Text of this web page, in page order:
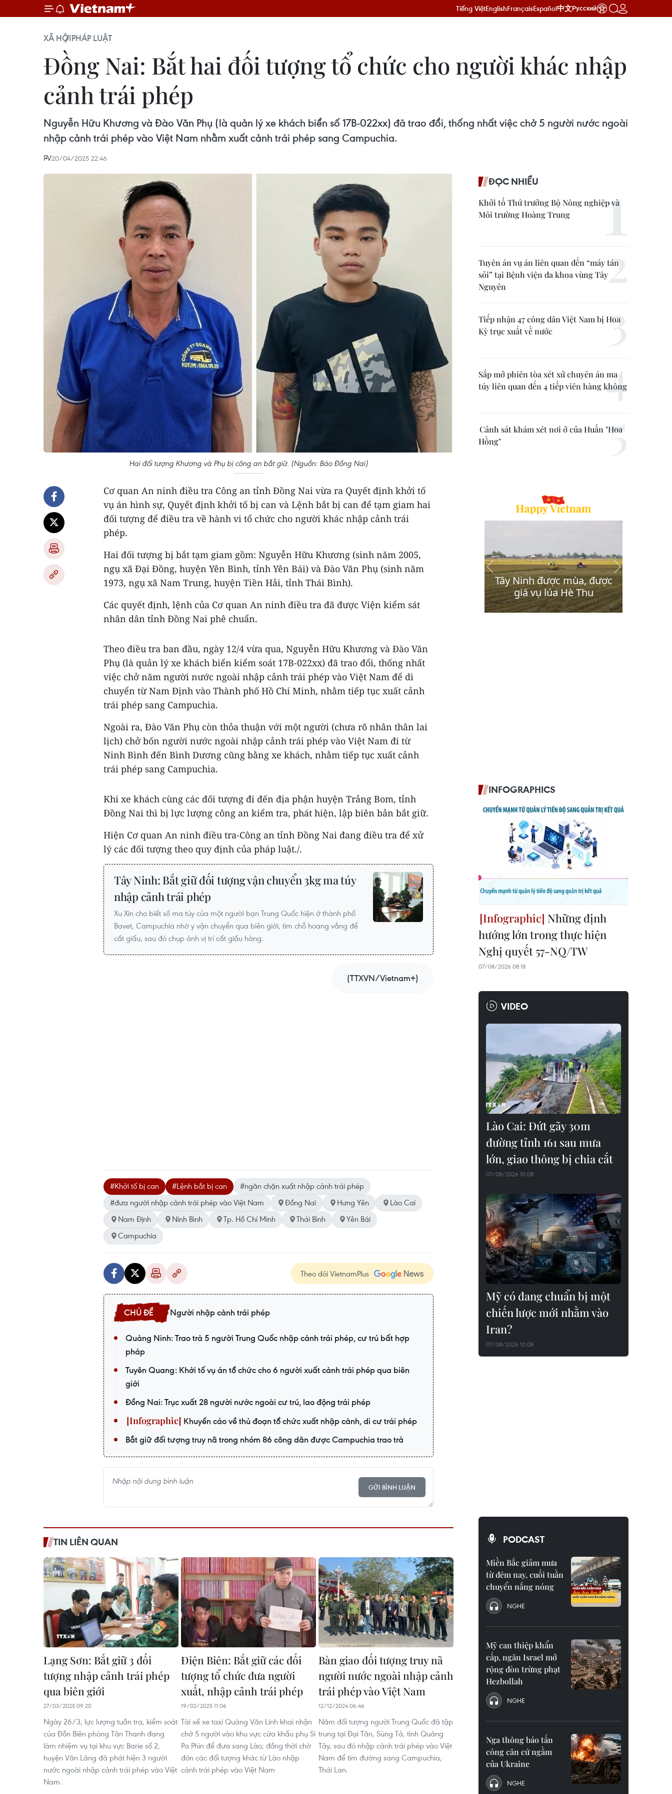
Tiếng ViệtEnglishFrançaisEspañol中文Русский
XÃ HỘIPHÁP LUẬT
Đồng Nai: Bắt hai đối tượng tổ chức cho người khác nhập
cảnh trái phép
Nguyễn Hữu Khương và Đào Văn Phụ (là quản lý xe khách biển số 17B-022xx) đã trao đổi, thống nhất việc chở 5 người nước ngoài
nhập cảnh trái phép vào Việt Nam nhằm xuất cảnh trái phép sang Campuchia.
PV20/04/2025 22:46
Hai đối tượng Khương và Phụ bị công an bắt giữ. (Nguồn: Báo Đồng Nai)
Cơ quan An ninh điều tra Công an tỉnh Đồng Nai vừa ra Quyết định khởi tố
vụ án hình sự, Quyết định khởi tố bị can và Lệnh bắt bị can để tạm giam hai
đối tượng để điều tra về hành vi tổ chức cho người khác nhập cảnh trái
phép.
Hai đối tượng bị bắt tạm giam gồm: Nguyễn Hữu Khương (sinh năm 2005,
ngụ xã Đại Đồng, huyện Yên Bình, tỉnh Yên Bái) và Đào Văn Phụ (sinh năm
1973, ngụ xã Nam Trung, huyện Tiền Hải, tỉnh Thái Bình).
Các quyết định, lệnh của Cơ quan An ninh điều tra đã được Viện kiểm sát
nhân dân tỉnh Đồng Nai phê chuẩn.
Theo điều tra ban đầu, ngày 12/4 vừa qua, Nguyễn Hữu Khương và Đào Văn
Phụ (là quản lý xe khách biển kiểm soát 17B-022xx) đã trao đổi, thống nhất
việc chở năm người nước ngoài nhập cảnh trái phép vào Việt Nam để di
chuyển từ Nam Định vào Thành phố Hồ Chí Minh, nhằm tiếp tục xuất cảnh
trái phép sang Campuchia.
Ngoài ra, Đào Văn Phụ còn thỏa thuận với một người (chưa rõ nhân thân lai
lịch) chở bốn người nước ngoài nhập cảnh trái phép vào Việt Nam đi từ
Ninh Bình đến Bình Dương cũng bằng xe khách, nhằm tiếp tục xuất cảnh
trái phép sang Campuchia.
Khi xe khách cùng các đối tượng đi đến địa phận huyện Trảng Bom, tỉnh
Đồng Nai thì bị lực lượng công an kiểm tra, phát hiện, lập biên bản bắt giữ.
Hiện Cơ quan An ninh điều tra-Công an tỉnh Đồng Nai đang điều tra để xử
lý các đối tượng theo quy định của pháp luật./.
Tây Ninh: Bắt giữ đối tượng vận chuyển 3kg ma túy
nhập cảnh trái phép
Xu Xin cho biết số ma túy của một người bạn Trung Quốc hiện ở thành phố
Bavet, Campuchia nhờ y vận chuyển qua biên giới, tìm chỗ hoang vắng để
cất giấu, sau đó chụp ảnh vị trí cất giấu hàng.
(TTXVN/Vietnam+)
#Khởi tố bị can #Lệnh bắt bị can
#ngăn chặn xuất nhập cảnh trái phép
#đưa người nhập cảnh trái phép vào Việt Nam
Đồng Nai Hưng Yên
Lào Cai
Nam Định
Ninh Bình Tp. Hồ Chí Minh Thái Bình
Yên Bái
Campuchia
Theo dõi VietnamPlus
Người nhập cảnh trái phép
Quảng Ninh: Trao trả 5 người Trung Quốc nhập cảnh trái phép, cư trú bất hợp
pháp
Tuyên Quang: Khởi tố vụ án tổ chức cho 6 người xuất cảnh trái phép qua biên
giới
Đồng Nai: Trục xuất 28 người nước ngoài cư trú, lao động trái phép
Khuyến cáo về thủ đoạn tổ chức xuất nhập cảnh, di cư trái phép
Bắt giữ đối tượng truy nã trong nhóm 86 công dân được Campuchia trao trả
GỬI BÌNH LUẬN
TIN LIÊN QUAN
Lạng Sơn: Bắt giữ 3 đối
tượng nhập cảnh trái phép
qua biên giới
27/03/2025 09:20
Ngày 26/3, lực lượng tuần tra, kiểm soát
của Đồn Biên phòng Tân Thanh đang
làm nhiệm vụ tại khu vực Barie số 2,
huyện Văn Lãng đã phát hiện 3 người
nước ngoài nhập cảnh trái phép vào Việt
Nam.
Điện Biên: Bắt giữ các đối
tượng tổ chức đưa người
xuất, nhập cảnh trái phép
19/02/2025 11:06
Tài xế xe taxi Quàng Văn Linh khai nhận
chở 5 người vào khu vực cửa khẩu phụ Si
Pa Phìn để đưa sang Lào; đồng thời chờ
đón các đối tượng khác từ Lào nhập
cảnh trái phép vào Việt Nam
Bàn giao đối tượng truy nã
người nước ngoài nhập cảnh
trái phép vào Việt Nam
12/12/2024 06:46
Năm đối tượng người Trung Quốc đã tập
trung tại Đại Tân, Sùng Tả, tỉnh Quảng
Tây, sau đó nhập cảnh trái phép vào Việt
Nam để tìm đường sang Campuchia,
Thái Lan.
ĐỌC NHIỀU
Khởi tố Thứ trưởng Bộ Nông nghiệp và
Môi trường Hoàng Trung
Tuyên án vụ án liên quan đến “máy tán
sỏi” tại Bệnh viện đa khoa vùng Tây
Nguyên
Tiếp nhận 47 công dân Việt Nam bị Hoa
Kỳ trục xuất về nước
Sắp mở phiên tòa xét xử chuyên án ma
túy liên quan đến 4 tiếp viên hàng không
Cảnh sát khám xét nơi ở của Huấn "Hoa
Hồng"
INFOGRAPHICS
Những định
hướng lớn trong thực hiện
Nghị quyết 57-NQ/TW
07/08/2026 08:18
VIDEO
Lào Cai: Đứt gãy 30m
đường tỉnh 161 sau mưa
lớn, giao thông bị chia cắt
07/08/2026 10:08
Mỹ có đang chuẩn bị một
chiến lược mới nhằm vào
Iran?
07/08/2026 10:08
PODCAST
Miền Bắc giảm mưa
từ đêm nay, cuối tuần
chuyển nắng nóng
NGHE
Mỹ can thiệp khẩn
cấp, ngăn Israel mở
rộng đòn trừng phạt
Hezbollah
NGHE
Nga thông báo tấn
công căn cứ ngầm
của Ukraine
NGHE